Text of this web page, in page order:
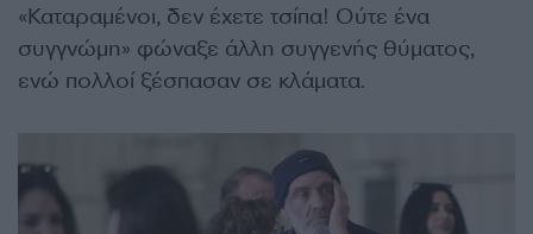
«Καταραμένοι, δεν έχετε τσίπα! Ούτε ένα
συγγνώμη» φώναξε άλλη συγγενής θύματος,
ενώ πολλοί ξέσπασαν σε κλάματα.